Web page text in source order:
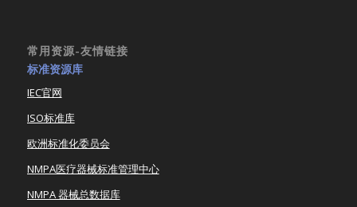
常用资源-友情链接
标准资源库
IEC官网
ISO标准库
欧洲标准化委员会
NMPA医疗器械标准管理中心
NMPA 器械总数据库